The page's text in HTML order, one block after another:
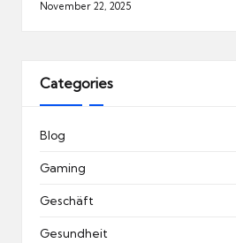
November 22, 2025
Categories
Blog
Gaming
Geschäft
Gesundheit